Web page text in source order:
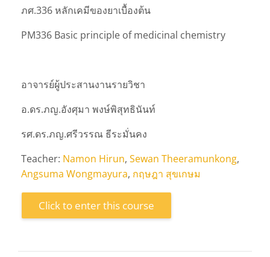
ภศ.336 หลักเคมีของยาเบื้องต้น
PM336 Basic principle of medicinal chemistry
อาจารย์ผู้ประสานงานรายวิชา
อ.ดร.ภญ.อังศุมา พงษ์พิสุทธินันท์
รศ.ดร.ภญ.ศรีวรรณ ธีระมั่นคง
Teacher: Namon Hirun, Sewan Theeramunkong,
Angsuma Wongmayura, กฤษฎา สุขเกษม
Click to enter this course